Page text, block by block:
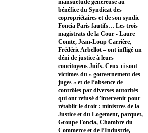
mansuétude généreuse au
bénéfice du Syndicat des
copropriétaires et de son syndic
Foncia Paris fautifs… Les trois
magistrats de la Cour - Laure
Comte, Jean-Loup Carrière,
Frédéric Arbellot – ont infligé un
déni de justice à leurs
concitoyens Juifs. Ceux-ci sont
victimes du « gouvernement des
juges » et de l’absence de
contrôles par diverses autorités
qui ont refusé d’intervenir pour
rétablir le droit : ministres de la
Justice et du Logement, parquet,
Groupe Foncia, Chambre du
Commerce et de l’Industrie,